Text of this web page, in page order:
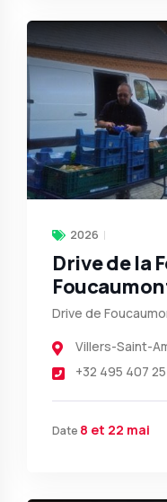
2026
Drive de la
Drive de
Villers-Saint-
+32 495 407
Date 8 et 22 mai